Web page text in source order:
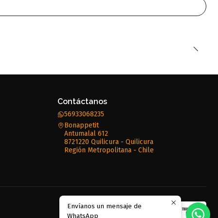
Contáctanos
56933068235
Bonappetit
Antumalal 612
8721220 Quilicura - Quilicura
Región Metropolitana - Chile
Envíanos un mensaje de
WhatsApp